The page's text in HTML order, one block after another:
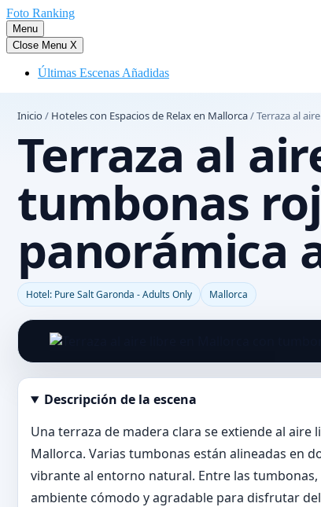
Saltar
al
contenido
Foto Ranking
Menu
Close Menu X
Últimas Escenas Añadidas
Inicio / Hoteles con Espacios de Relax en Mallorca/Terraza al
Terraza al
tumbonas
panorámica
Hotel: Pure Salt Garonda - Adults Only Mallorca
Abrir imagen en tamaño completo
Descripción de la escena
Una terraza de madera clara se extiende al
Mallorca. Varias tumbonas están alineadas en
vibrante al entorno natural. Entre las
ambiente cómodo y agradable para disfrutar